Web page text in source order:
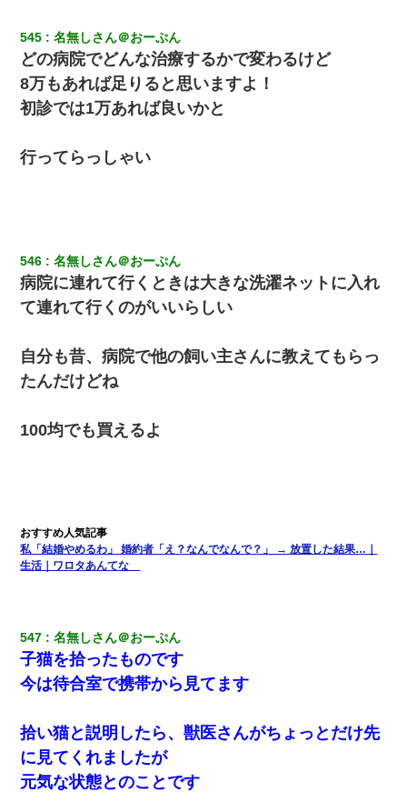
545 名無しさん＠おーぷん
どの病院でどんな治療するかで変わるけど
8万もあれば足りると思いますよ！
初診では1万あれば良いかと
行ってらっしゃい
546 名無しさん＠おーぷん
病院に連れて行くときは大きな洗濯ネットに入れ
て連れて行くのがいいらしい
自分も昔、病院で他の飼い主さんに教えてもらっ
たんだけどね
100均でも買えるよ
私「結婚やめるわ」 婚約者「え？なんでなんで？」 → 放置した結果…｜
生活｜ワロタあんてな
547 名無しさん＠おーぷん
子猫を拾ったものです
今は待合室で携帯から見てます
拾い猫と説明したら、獣医さんがちょっとだけ先
に見てくれましたが
元気な状態とのことです